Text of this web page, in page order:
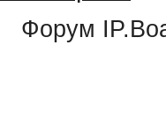
Форум